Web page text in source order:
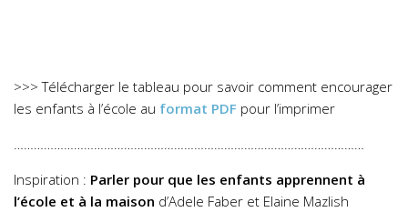
>>> Télécharger le tableau pour savoir comment encourager
les enfants à l’école au format PDF pour l’imprimer
……………………………………………………………………………………………
Inspiration : Parler pour que les enfants apprennent à
l’école et à la maison d’Adele Faber et Elaine Mazlish